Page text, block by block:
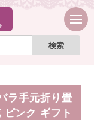
ラ手元折り畳
ンク ギフト